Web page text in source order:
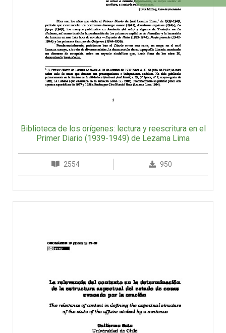
Biblioteca de los orígenes: lectura y reescritura en el
Primer Diario (1939-1949) de Lezama Lima
2554 950